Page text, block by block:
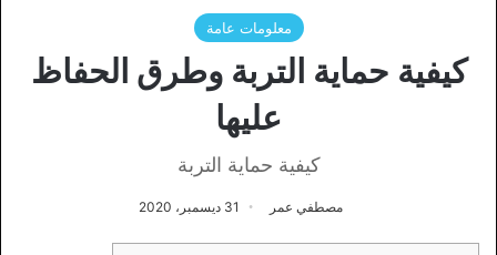
معلومات عامة
كيفية حماية التربة وطرق الحفاظ
عليها
كيفية حماية التربة
مصطفي عمر 31 ديسمبر، 2020